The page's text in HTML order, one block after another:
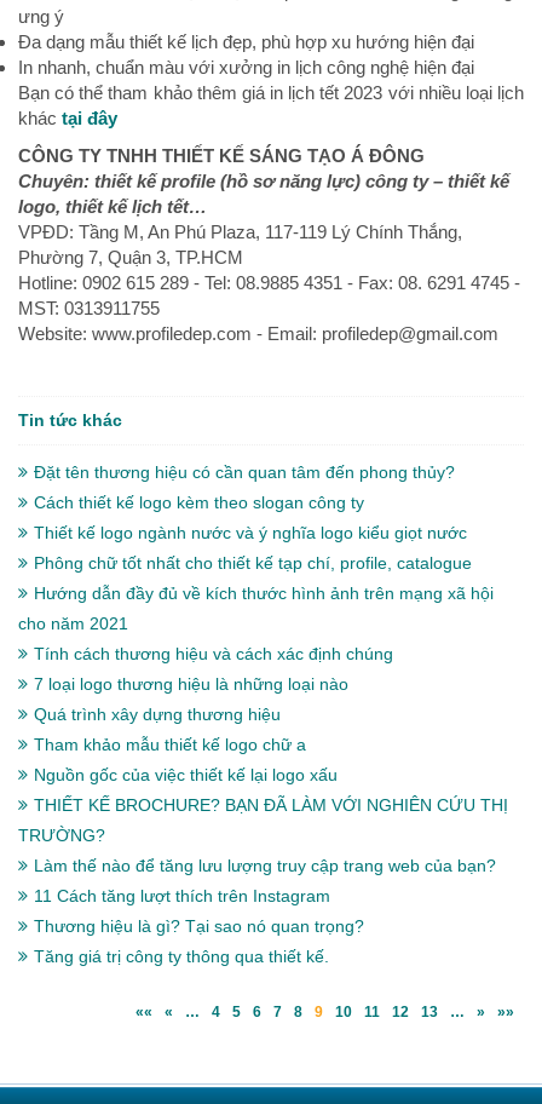
ưng ý
Đa dạng mẫu thiết kế lịch đẹp, phù hợp xu hướng hiện đại
In nhanh, chuẩn màu với xưởng in lịch công nghệ hiện đại
Bạn có thể tham khảo thêm giá in lịch tết 2023 với nhiều loại lịch
khác tại đây
CÔNG TY TNHH THIẾT KẾ SÁNG TẠO Á ĐÔNG
Chuyên: thiết kế profile (hồ sơ năng lực) công ty – thiết kế
logo, thiết kế lịch tết…
VPĐD: Tầng M, An Phú Plaza, 117-119 Lý Chính Thắng,
Phường 7, Quận 3, TP.HCM
Hotline: 0902 615 289 - Tel: 08.9885 4351 - Fax: 08. 6291 4745 -
MST: 0313911755
Website: www.profiledep.com - Email: profiledep@gmail.com
Tin tức khác
Đặt tên thương hiệu có cần quan tâm đến phong thủy?
Cách thiết kế logo kèm theo slogan công ty
Thiết kế logo ngành nước và ý nghĩa logo kiểu giọt nước
Phông chữ tốt nhất cho thiết kế tạp chí, profile, catalogue
Hướng dẫn đầy đủ về kích thước hình ảnh trên mạng xã hội
cho năm 2021
Tính cách thương hiệu và cách xác định chúng
7 loại logo thương hiệu là những loại nào
Quá trình xây dựng thương hiệu
Tham khảo mẫu thiết kế logo chữ a
Nguồn gốc của việc thiết kế lại logo xấu
THIẾT KẾ BROCHURE? BẠN ĐÃ LÀM VỚI NGHIÊN CỨU THỊ
TRƯỜNG?
Làm thế nào để tăng lưu lượng truy cập trang web của bạn?
11 Cách tăng lượt thích trên Instagram
Thương hiệu là gì? Tại sao nó quan trọng?
Tăng giá trị công ty thông qua thiết kế.
«« « … 4 5 6 7 8 9 10 11 12 13 … » »»